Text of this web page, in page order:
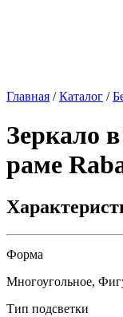
Главная /Каталог /
Зеркало
раме
Форма
Многоугольное,
Тип подсветки